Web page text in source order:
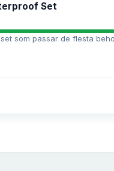
Set
som passar de flesta